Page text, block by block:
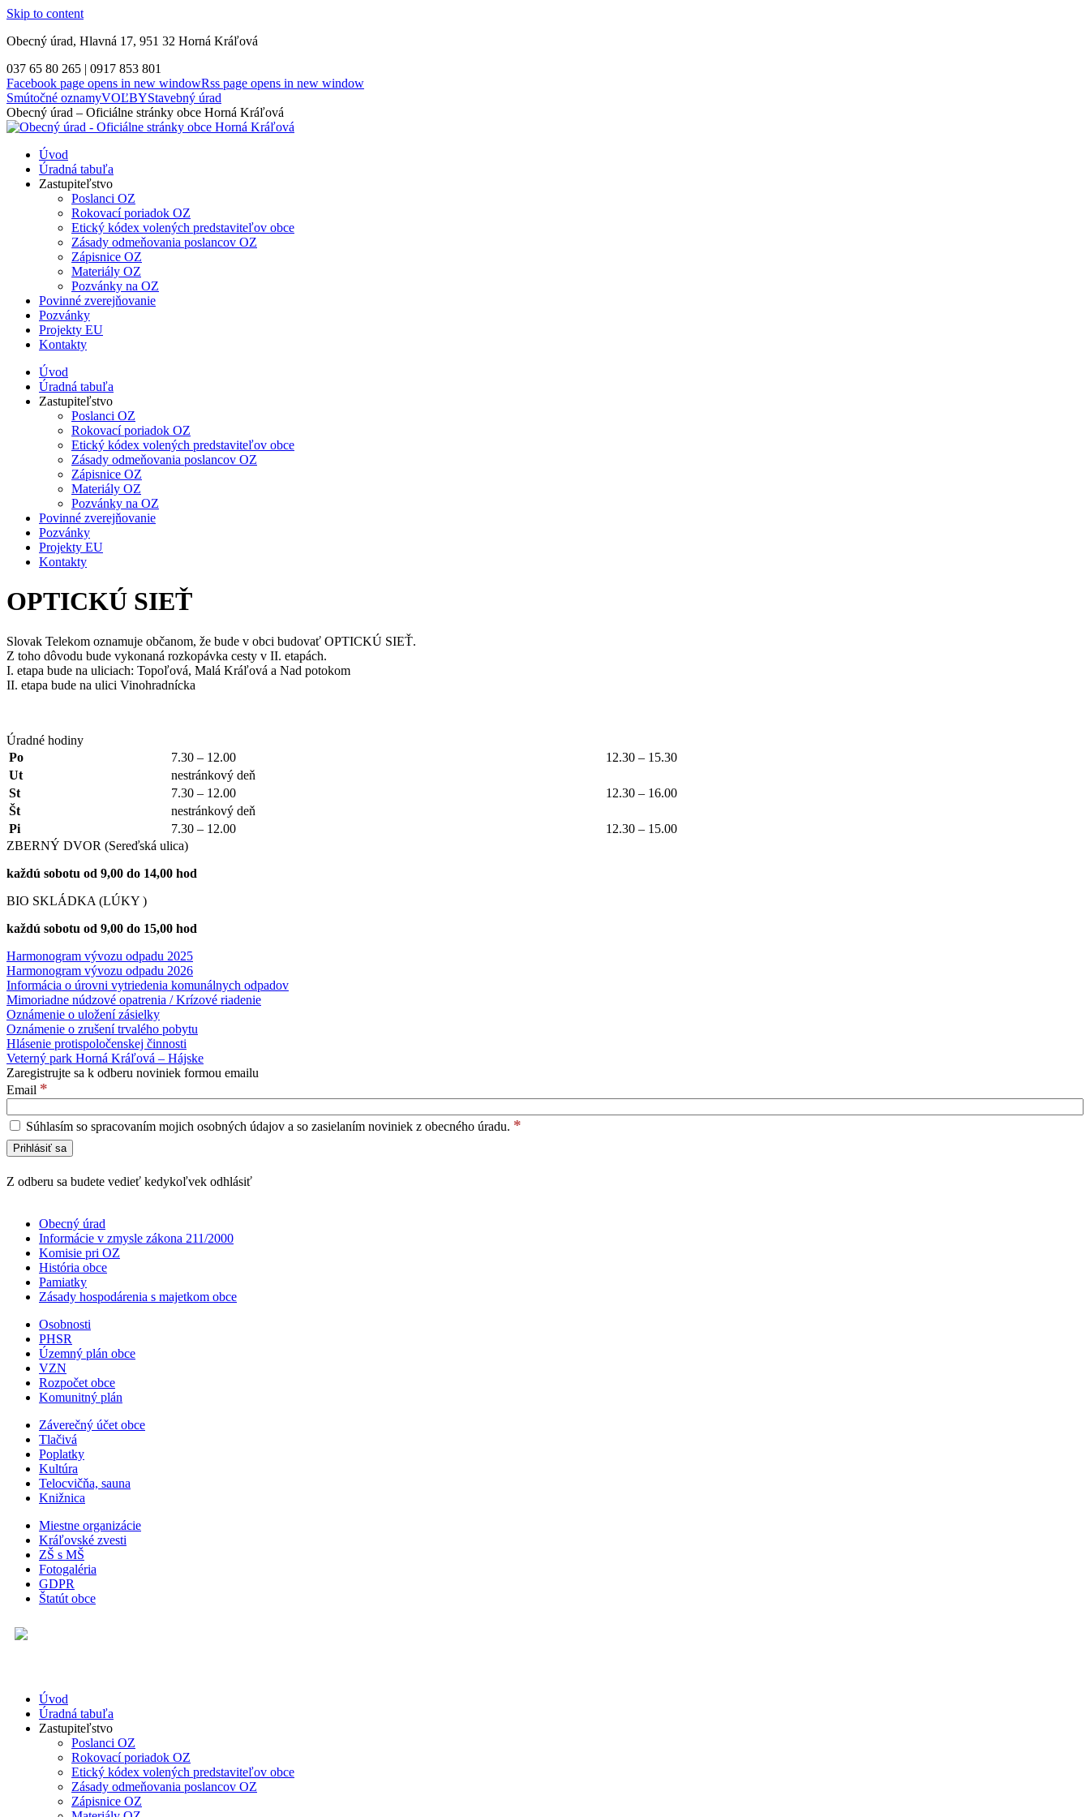
Skip to content
Obecný úrad, Hlavná 17, 951 32 Horná Kráľová
037 65 80 265 | 0917 853 801
Facebook page opens in new windowRss page opens in new window
Smútočné oznamyVOĽBYStavebný úrad
Obecný úrad – Oficiálne stránky obce Horná Kráľová
Úvod
Úradná tabuľa
Zastupiteľstvo
Poslanci OZ
Rokovací poriadok OZ
Etický kódex volených predstaviteľov obce
Zásady odmeňovania poslancov OZ
Zápisnice OZ
Materiály OZ
Pozvánky na OZ
Povinné zverejňovanie
Pozvánky
Projekty EU
Kontakty
Úvod
Úradná tabuľa
Zastupiteľstvo
Poslanci OZ
Rokovací poriadok OZ
Etický kódex volených predstaviteľov obce
Zásady odmeňovania poslancov OZ
Zápisnice OZ
Materiály OZ
Pozvánky na OZ
Povinné zverejňovanie
Pozvánky
Projekty EU
Kontakty
OPTICKÚ SIEŤ
Slovak Telekom oznamuje občanom, že bude v obci budovať OPTICKÚ SIEŤ.
Z toho dôvodu bude vykonaná rozkopávka cesty v II. etapách.
I. etapa bude na uliciach: Topoľová, Malá Kráľová a Nad potokom
II. etapa bude na ulici Vinohradnícka
Úradné hodiny
Po
7.30 – 12.00
12.30 – 15.30
Ut
nestránkový deň
St
7.30 – 12.00
12.30 – 16.00
Št
nestránkový deň
Pi
7.30 – 12.00
12.30 – 15.00
ZBERNÝ DVOR (Sereďská ulica)
každú sobotu od 9,00 do 14,00 hod
BIO SKLÁDKA (LÚKY )
každú sobotu od 9,00 do 15,00 hod
Harmonogram vývozu odpadu 2025
Harmonogram vývozu odpadu 2026
Informácia o úrovni vytriedenia komunálnych odpadov
Mimoriadne núdzové opatrenia / Krízové riadenie
Oznámenie o uložení zásielky
Oznámenie o zrušení trvalého pobytu
Hlásenie protispoločenskej činnosti
Veterný park Horná Kráľová – Hájske
Zaregistrujte sa k odberu noviniek formou emailu
Email *
Súhlasím so spracovaním mojich osobných údajov a so zasielaním noviniek z obecného úradu. *
Z odberu sa budete vedieť kedykoľvek odhlásiť
Obecný úrad
Informácie v zmysle zákona 211/2000
Komisie pri OZ
História obce
Pamiatky
Zásady hospodárenia s majetkom obce
Osobnosti
PHSR
Územný plán obce
VZN
Rozpočet obce
Komunitný plán
Záverečný účet obce
Tlačivá
Poplatky
Kultúra
Telocvičňa, sauna
Knižnica
Miestne organizácie
Kráľovské zvesti
ZŠ s MŠ
Fotogaléria
GDPR
Štatút obce
Úvod
Úradná tabuľa
Zastupiteľstvo
Poslanci OZ
Rokovací poriadok OZ
Etický kódex volených predstaviteľov obce
Zásady odmeňovania poslancov OZ
Zápisnice OZ